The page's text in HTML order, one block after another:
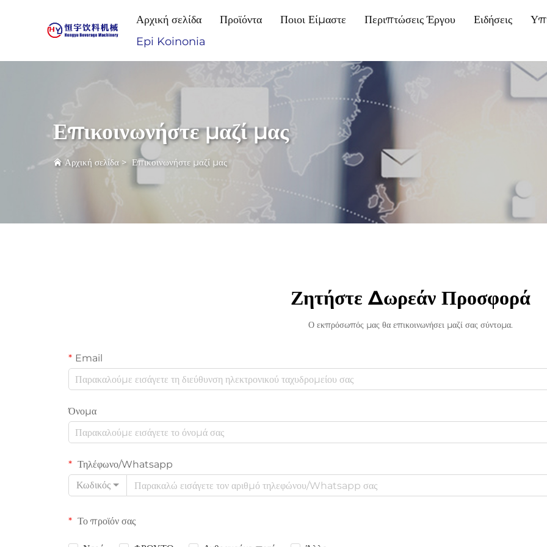
Αρχική σελίδα Προϊόντα Ποιοι Είμαστε Περιπτώσεις Έργου Ειδήσεις
Epi Koinonia
Επικοινωνήστε μαζί μας
Αρχική σελίδα> Επικοινωνήστε μαζί μας
Ζητήστε Δωρεάν Προσφορά
Ο εκπρόσωπός μας θα επικοινωνήσει μαζί σας σύντομα.
Email
Όνομα
Τηλέφωνο/Whatsapp
Κωδικός
Το προϊόν σας